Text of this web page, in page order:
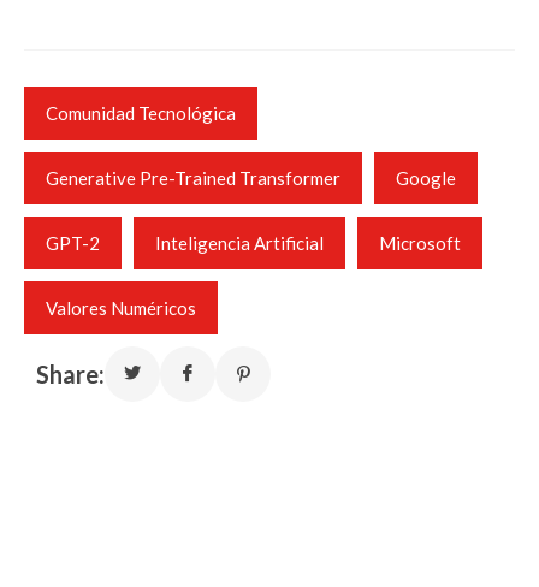
Comunidad Tecnológica
Generative Pre-Trained Transformer Google
GPT-2 Inteligencia Artificial Microsoft
Valores Numéricos
Share: